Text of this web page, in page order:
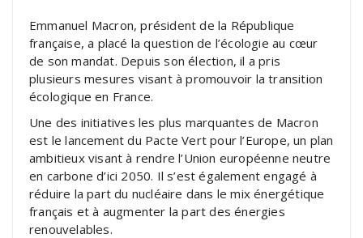
Emmanuel Macron, président de la République
française, a placé la question de l’écologie au cœur
de son mandat. Depuis son élection, il a pris
plusieurs mesures visant à promouvoir la transition
écologique en France.
Une des initiatives les plus marquantes de Macron
est le lancement du Pacte Vert pour l’Europe, un plan
ambitieux visant à rendre l’Union européenne neutre
en carbone d’ici 2050. Il s’est également engagé à
réduire la part du nucléaire dans le mix énergétique
français et à augmenter la part des énergies
renouvelables.